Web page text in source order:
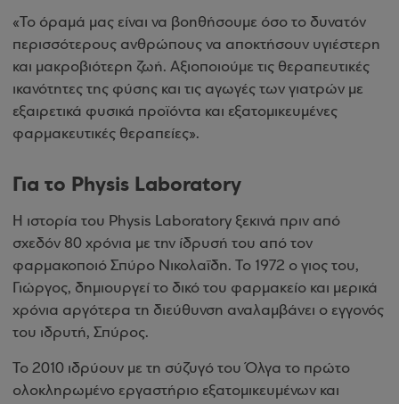
«Το όραμά μας είναι να βοηθήσουμε όσο το δυνατόν
περισσότερους ανθρώπους να αποκτήσουν υγιέστερη
και μακροβιότερη ζωή. Αξιοποιούμε τις θεραπευτικές
ικανότητες της φύσης και τις αγωγές των γιατρών με
εξαιρετικά φυσικά προϊόντα και εξατομικευμένες
φαρμακευτικές θεραπείες».
Για το Physis Laboratory
Η ιστορία του Physis Laboratory ξεκινά πριν από
σχεδόν 80 χρόνια με την ίδρυσή του από τον
φαρμακοποιό Σπύρο Νικολαΐδη. Το 1972 ο γιος του,
Γιώργος, δημιουργεί το δικό του φαρμακείο και μερικά
χρόνια αργότερα τη διεύθυνση αναλαμβάνει ο εγγονός
του ιδρυτή, Σπύρος.
Το 2010 ιδρύουν με τη σύζυγό του Όλγα το πρώτο
ολοκληρωμένο εργαστήριο εξατομικευμένων και